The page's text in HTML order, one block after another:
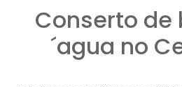
Conserto de
´agua no